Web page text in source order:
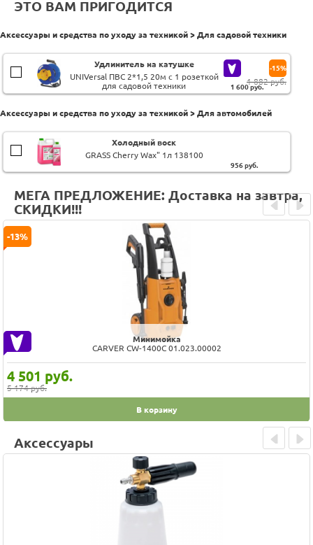
ЭТО ВАМ ПРИГОДИТСЯ
Аксессуары и средства по уходу за техникой > Для садовой техники
Удлинитель на катушке
UNIVersal ПВС 2*1,5 20м с 1 розеткой
для садовой техники
1 600руб.
1 882 руб.
-15%
Аксессуары и средства по уходу за техникой > Для автомобилей
Холодный воск
GRASS Cherry Wax" 1л 138100
956руб.
МЕГА ПРЕДЛОЖЕНИЕ: Доставка на завтра,
СКИДКИ!!!
Минимойка
CARVER CW-1400С 01.023.00002
4 501 руб.
5 174 руб.
-13%
В корзину
Prev Next
Аксессуары
Prev Next